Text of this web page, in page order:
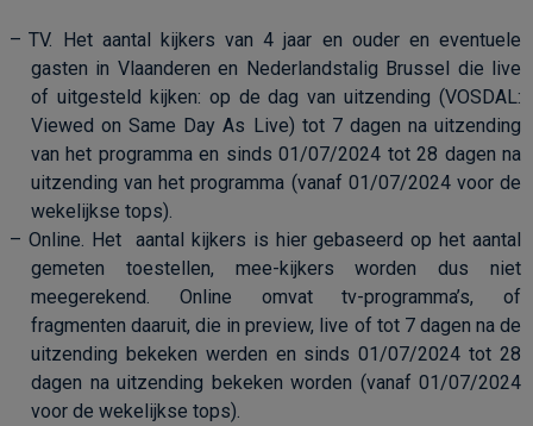
TV. Het aantal kijkers van 4 jaar en ouder en eventuele
gasten in Vlaanderen en Nederlandstalig Brussel die live
of uitgesteld kijken: op de dag van uitzending (VOSDAL:
Viewed on Same Day As Live) tot 7 dagen na uitzending
van het programmaen sinds 01/07/2024 tot 28 dagen na
uitzending van het programma (vanaf 01/07/2024 voor de
wekelijkse tops).
Online. Het
aantal kijkers is hier gebaseerd op het aantal
gemeten toestellen, mee-kijkers worden dus niet
meegerekend. Online omvat tv-programma’s, of
fragmenten daaruit, die in preview, live of tot 7 dagen na de
uitzending bekeken werden en sinds 01/07/2024 tot 28
dagen na uitzending bekeken worden (vanaf 01/07/2024
voor de wekelijkse tops).